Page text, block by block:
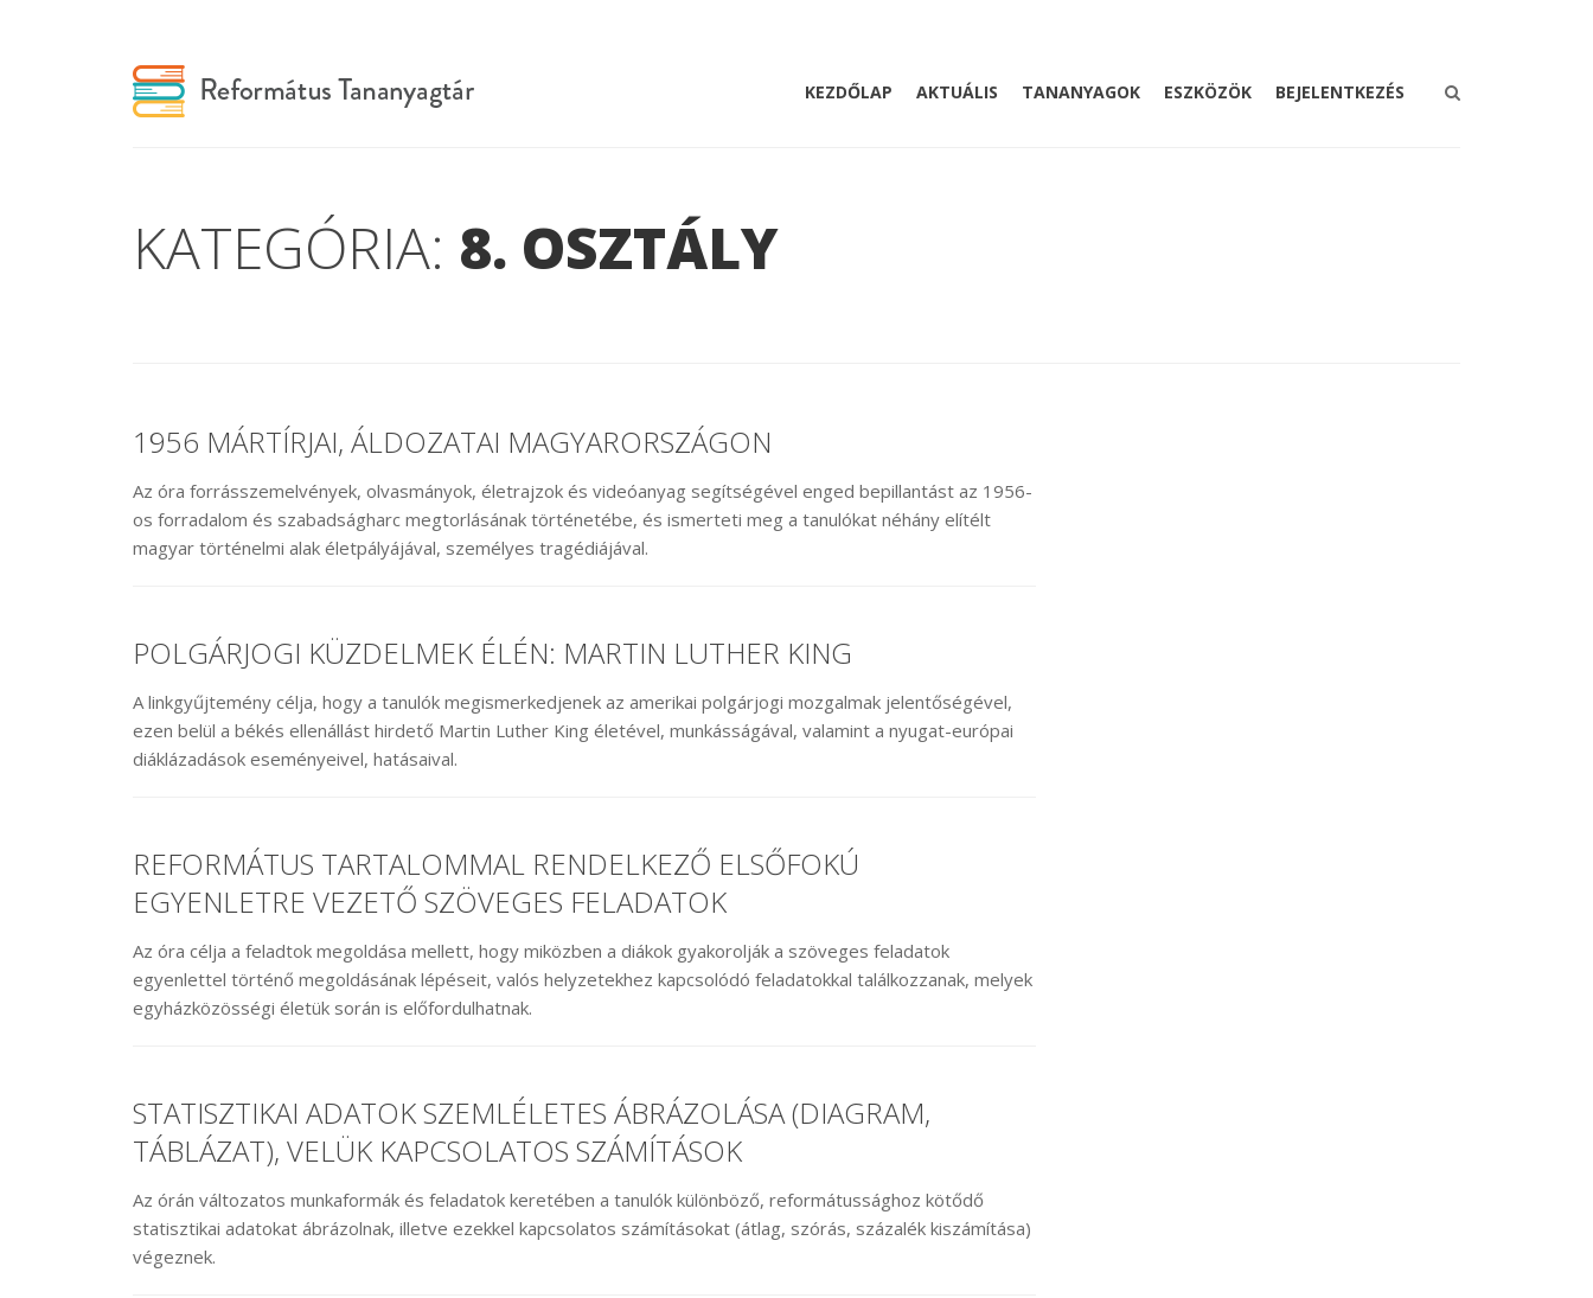
KEZDŐLAP AKTUÁLIS TANANYAGOK ESZKÖZÖK BEJELENTKEZÉS
KATEGÓRIA: 8. OSZTÁLY
1956 MÁRTÍRJAI, ÁLDOZATAI MAGYARORSZÁGON
Az óra forrásszemelvények, olvasmányok, életrajzok és videóanyag segítségével enged bepillantást az 1956-
os forradalom és szabadságharc megtorlásának történetébe, és ismerteti meg a tanulókat néhány elítélt
magyar történelmi alak életpályájával, személyes tragédiájával.
POLGÁRJOGI KÜZDELMEK ÉLÉN: MARTIN LUTHER KING
A linkgyűjtemény célja, hogy a tanulók megismerkedjenek az amerikai polgárjogi mozgalmak jelentőségével,
ezen belül a békés ellenállást hirdető Martin Luther King életével, munkásságával, valamint a nyugat-európai
diáklázadások eseményeivel, hatásaival.
REFORMÁTUS TARTALOMMAL RENDELKEZŐ ELSŐFOKÚ
EGYENLETRE VEZETŐ SZÖVEGES FELADATOK
Az óra célja a feladtok megoldása mellett, hogy miközben a diákok gyakorolják a szöveges feladatok
egyenlettel történő megoldásának lépéseit, valós helyzetekhez kapcsolódó feladatokkal találkozzanak, melyek
egyházközösségi életük során is előfordulhatnak.
STATISZTIKAI ADATOK SZEMLÉLETES ÁBRÁZOLÁSA (DIAGRAM,
TÁBLÁZAT), VELÜK KAPCSOLATOS SZÁMÍTÁSOK
Az órán változatos munkaformák és feladatok keretében a tanulók különböző, reformátussághoz kötődő
statisztikai adatokat ábrázolnak, illetve ezekkel kapcsolatos számításokat (átlag, szórás, százalék kiszámítása)
végeznek.